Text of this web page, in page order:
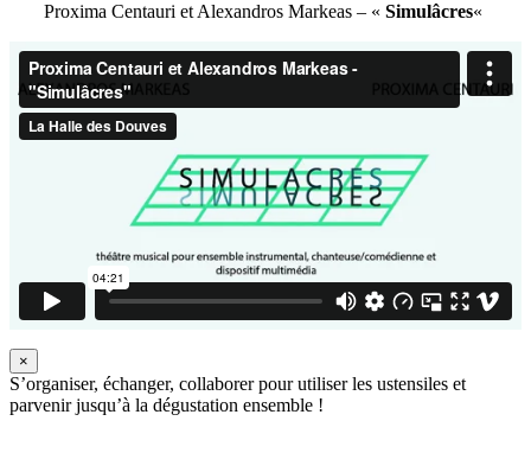
Proxima Centauri et Alexandros Markeas – « Simulâcres«
×
S’organiser, échanger, collaborer pour utiliser les ustensiles et
parvenir jusqu’à la dégustation ensemble !